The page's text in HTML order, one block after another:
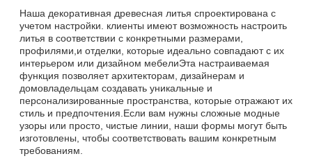
Наша декоративная древесная литья спроектирована с
учетом настройки. клиенты имеют возможность настроить
литья в соответствии с конкретными размерами,
профилями,и отделки, которые идеально совпадают с их
интерьером или дизайном мебелиЭта настраиваемая
функция позволяет архитекторам, дизайнерам и
домовладельцам создавать уникальные и
персонализированные пространства, которые отражают их
стиль и предпочтения.Если вам нужны сложные модные
узоры или просто, чистые линии, наши формы могут быть
изготовлены, чтобы соответствовать вашим конкретным
требованиям.